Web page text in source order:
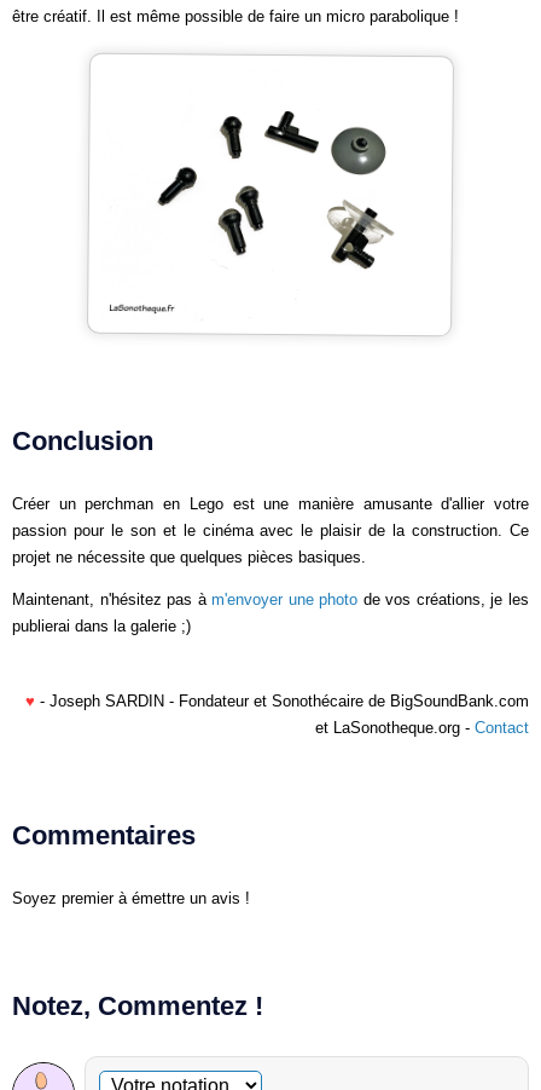
être créatif. Il est même possible de faire un micro parabolique !
Conclusion
Créer un perchman en Lego est une manière amusante d'allier votre
passion pour le son et le cinéma avec le plaisir de la construction. Ce
projet ne nécessite que quelques pièces basiques.
Maintenant, n'hésitez pas àm'envoyer une photo de vos créations, je les
publierai dans la galerie ;)
♥ - Joseph SARDIN - Fondateur et Sonothécaire de BigSoundBank.com
et LaSonotheque.org - Contact
Commentaires
Soyez premier à émettre un avis !
Notez, Commentez !
Commentaire facultatif
Votre notation